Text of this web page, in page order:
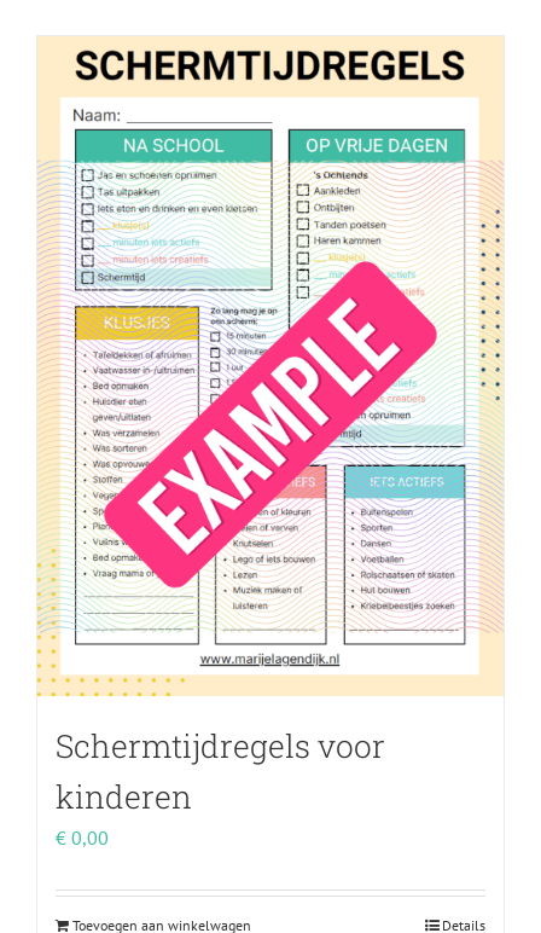
Schermtijdregels voor
kinderen
€ 0,00
Toevoegen aan winkelwagen Details